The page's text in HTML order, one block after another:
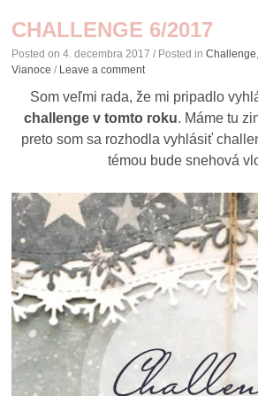
CHALLENGE 6/2017
Posted on4. decembra 2017 / Posted inChallenge,
Vianoce / Leave a comment
Som veľmi rada, že mi pripadlo
challenge v tomto roku. Máme tu
preto som sa rozhodla vyhlásiť
témou bude snehová